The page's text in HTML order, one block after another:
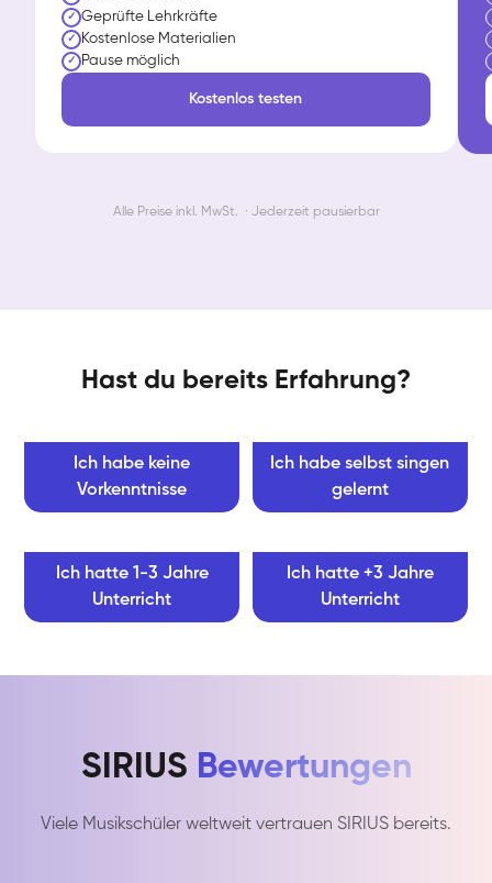
✓ Geprüfte Lehrkräfte
✓ Kostenlose Materialien
✓ Pause möglich
Kostenlos testen
Alle Preise inkl. MwSt. · Jederzeit pausierbar
Hast du bereits Erfahrung?
Ich habe keine
Vorkenntnisse
Ich habe selbst singen
gelernt
Ich hatte 1-3 Jahre
Unterricht
Ich hatte +3 Jahre
Unterricht
SIRIUS Bewertungen
Viele Musikschüler weltweit vertrauen SIRIUS bereits.